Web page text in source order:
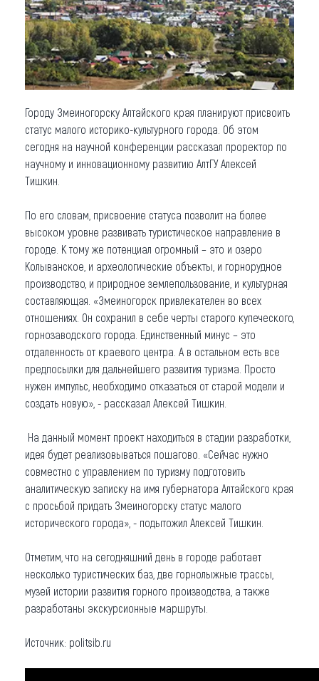
Коллекция впечатлений
Другие рубрики
Городу Змеиногорску Алтайского края планируют присвоить
статус малого историко-культурного города. Об этом
сегодня на научной конференции рассказал проректор по
научному и инновационному развитию АлтГУ Алексей
Тишкин.
По его словам, присвоение статуса позволит на более
высоком уровне развивать туристическое направление в
городе. К тому же потенциал огромный – это и озеро
Колыванское, и археологические объекты, и горнорудное
производство, и природное землепользование, и культурная
составляющая. «Змеиногорск привлекателен во всех
отношениях. Он сохранил в себе черты старого купеческого,
горнозаводского города. Единственный минус – это
отдаленность от краевого центра. А в остальном есть все
предпосылки для дальнейшего развития туризма. Просто
нужен импульс, необходимо отказаться от старой модели и
создать новую», - рассказал Алексей Тишкин.
На данный момент проект находиться в стадии разработки,
идея будет реализовываться пошагово. «Сейчас нужно
совместно с управлением по туризму подготовить
аналитическую записку на имя губернатора Алтайского края
с просьбой придать Змеиногорску статус малого
исторического города», - подытожил Алексей Тишкин.
Отметим, что на сегодняшний день в городе работает
несколько туристических баз, две горнолыжные трассы,
музей истории развития горного производства, а также
разработаны экскурсионные маршруты.
Источник: politsib.ru